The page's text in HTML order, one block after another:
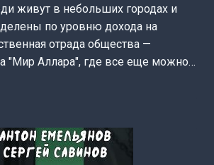
живут в небольших городах и
по уровню дохода на
отрада общества —
"Мир Аллара", где все еще можно…